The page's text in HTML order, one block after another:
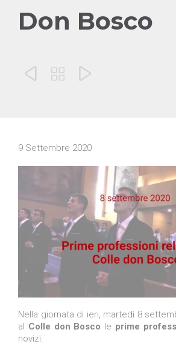
Don Bosco
  
9 Settembre 2020
Nella giornata di ieri, martedì 8
al Colle don Bosco le prime
novizi.